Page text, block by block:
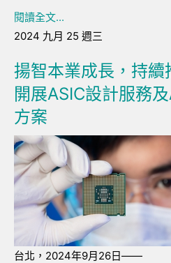
閱讀全文...
2024 九月 25 週三
揚智本業成長，持續
開展ASIC設計服務
方案
台北， 2024年9月26日——